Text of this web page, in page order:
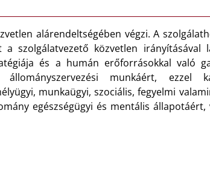
alárendeltségében végzi. A
a szolgálatvezető közvetlen irányításával
és a humán erőforrásokkal való
munkáért, ezzel
munkaügyi, szociális, fegyelmi
egészségügyi és mentális állapotáért,